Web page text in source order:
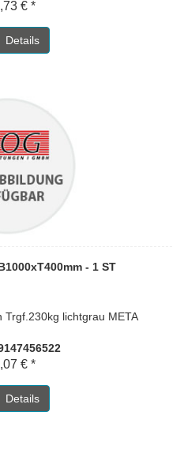
€ *
Details
- 1 ST
lichtgrau META
€ *
Details